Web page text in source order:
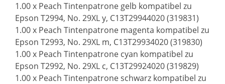
1.00 x Peach Tintenpatrone gelb kompatibel zu
Epson T2994, No. 29XL y, C13T29944020 (319831)
1.00 x Peach Tintenpatrone magenta kompatibel zu
Epson T2993, No. 29XL m, C13T29934020 (319830)
1.00 x Peach Tintenpatrone cyan kompatibel zu
Epson T2992, No. 29XL c, C13T29924020 (319829)
1.00 x Peach Tintenpatrone schwarz kompatibel zu